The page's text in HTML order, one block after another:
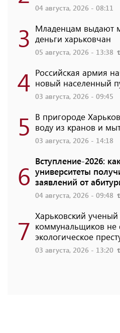
04 августа, 2026 - 08:11
3 Младенцам выдают
деньги харьковчан
05 августа, 2026 - 13:38
4 Российская армия
новый населенный
03 августа, 2026 - 09:45
5 В пригороде
воду из кранов и
03 августа, 2026 - 14:18
6 Вступление-2026:
университеты
заявлений от
04 августа, 2026 - 09:48
7 Харьковский
коммунальщиков не
экологическое
03 августа, 2026 - 13:20